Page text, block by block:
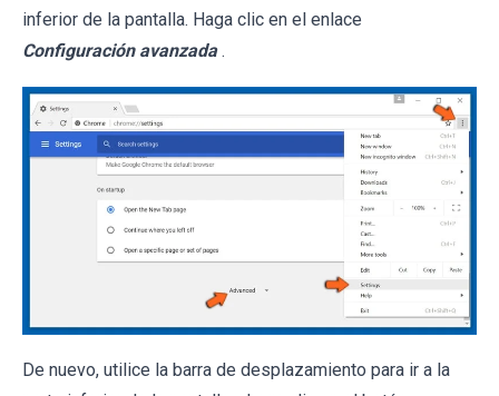
inferior de la pantalla. Haga clic en el enlace
Configuración avanzada .
De nuevo, utilice la barra de desplazamiento para ir a la